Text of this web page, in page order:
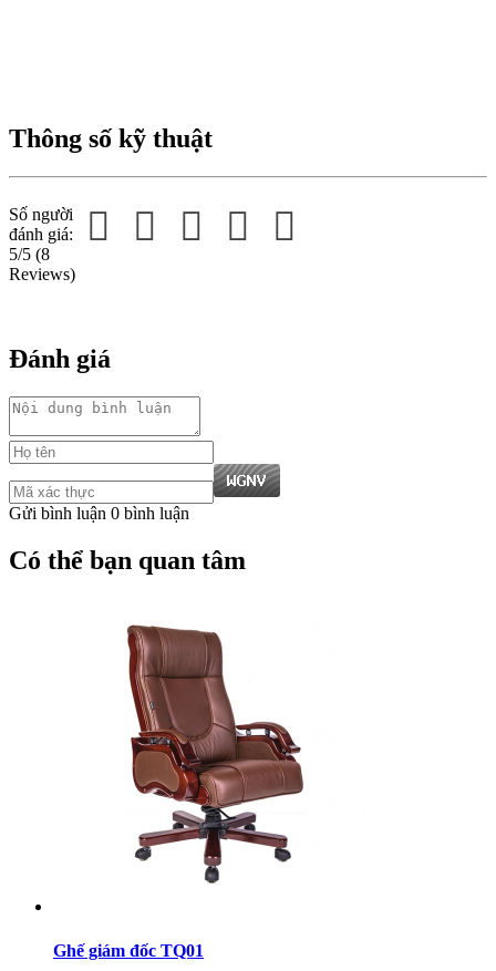
Thông số kỹ thuật
Số người
đánh giá:
5/5 (8
Reviews)
Đánh giá
Gửi bình luận 0 bình luận
Có thể bạn quan tâm
Ghế giám đốc TQ01